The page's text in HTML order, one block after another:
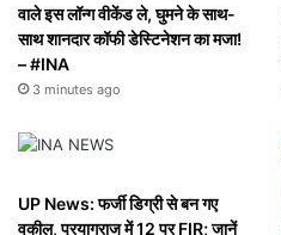
वाले इस लॉन्ग वीकेंड ले, घुमने के साथ-
साथ शानदार कॉफी डेस्टिनेशन का मजा!
– #INA
3 minutes ago
UP News: फर्जी डिग्री से बन गए
वकील, प्रयागराज में 12 पर FIR; जानें